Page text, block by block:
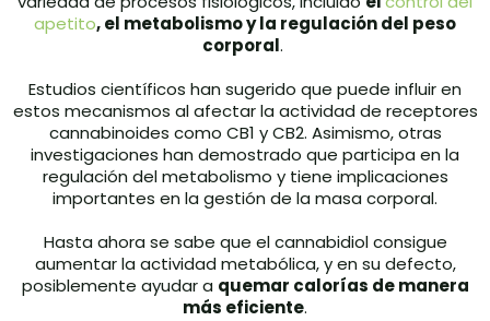
apetito, el metabolismo y la regulación del peso
corporal.
Estudios científicos han sugerido que puede influir en
estos mecanismos al afectar la actividad de receptores
cannabinoides como CB1 y CB2. Asimismo, otras
investigaciones han demostrado que participa en la
regulación del metabolismo y tiene implicaciones
importantes en la gestión de la masa corporal.
Hasta ahora se sabe que el cannabidiol consigue
aumentar la actividad metabólica, y en su defecto,
posiblemente ayudar a quemar calorías de manera
más eficiente.